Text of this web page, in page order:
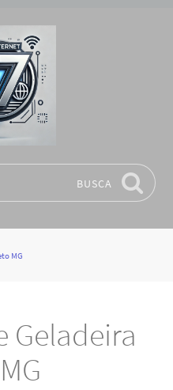
BUSCA
MG
Geladeira